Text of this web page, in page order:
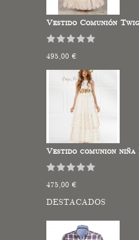
Vestido Comunión
495,00 €
Vestido comunion niña
475,00 €
DESTACADOS